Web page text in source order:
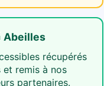
Abeilles
récupérés
et remis à nos
partenaires.